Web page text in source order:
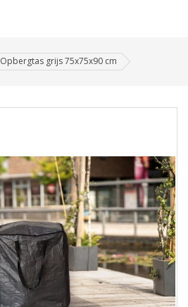
Opbergtas grijs 75x75x90 cm